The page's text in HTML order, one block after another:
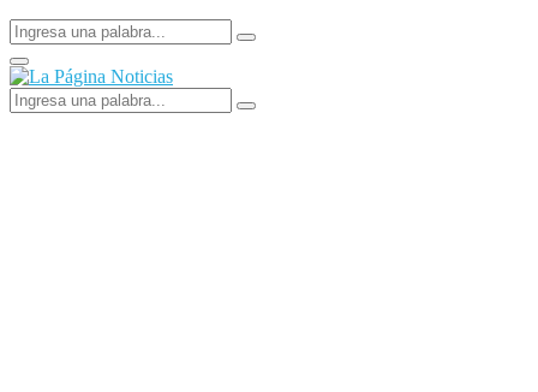
Search
for:
Search
Facebook
Primary
Menu
Search
for:
Search